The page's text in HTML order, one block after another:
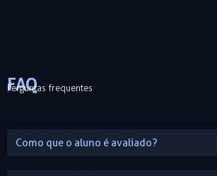
FAQ
Perguntas frequentes
Como que o aluno é avaliado?